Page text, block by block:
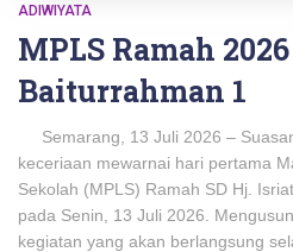
ADIWIYATA
MPLS Ramah
Baiturrahman 1
Semarang, 13 Juli 2026 –
keceriaan mewarnai hari pertama
Sekolah (MPLS) Ramah SD Hj.
pada Senin, 13 Juli 2026.
kegiatan yang akan berlangsung